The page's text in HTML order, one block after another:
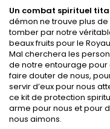
Un combat spirituel
démon ne trouve plus
tomber par notre
beaux fruits pour le
Mal cherchera les
de notre entourage pour
faire douter de nous,
servir d’eux pour nous
ce kit de protection
arme pour nous et pour
nous aimons.